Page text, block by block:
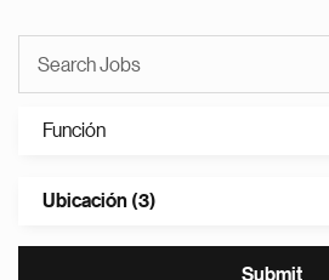
Función
Ubicación (3)